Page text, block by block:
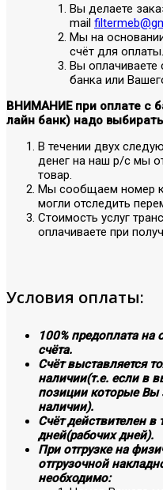
Вы делаете
mail
Мы на
счёт для оплаты.
Вы оплачиваете
банка или
ВНИМАНИЕ при оплате с
лайн банк) надо
В течении двух
денег на наш р/с мы
товар.
Мы сообщаем номер
могли отследить
Стоимость услуг
оплачиваете при
Условия оплаты:
100% предоплата
счёта.
Счёт выставляется
наличии(т.е. если в
позиции которые Вы
наличии).
Счёт действителен в
дней(рабочих дней).
При отгрузке на
отгрузочной
необходимо: